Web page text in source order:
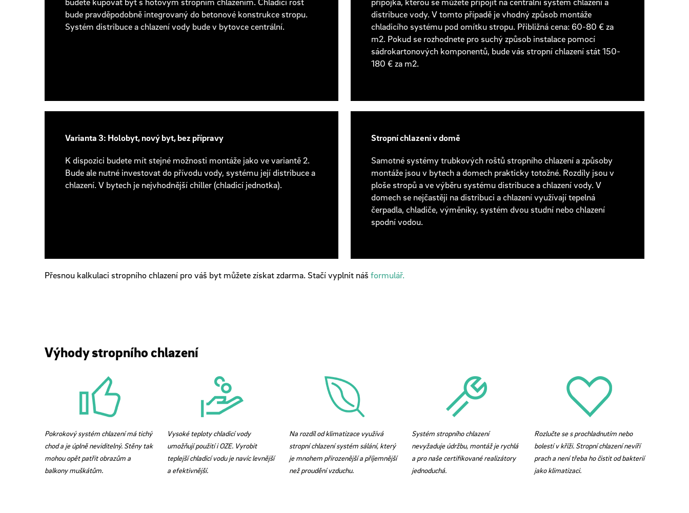
bude pravděpodobně integrovaný do betonové konstrukce stropu.
Systém distribuce a chlazení vody bude v bytovce centrální.
distribuce vody. V tomto případě je vhodný způsob montáže
chladicího systému pod omítku stropu. Přibližná cena: 60-80 € za
m2. Pokud se rozhodnete pro suchý způsob instalace pomocí
sádrokartonových komponentů, bude vás stropní chlazení stát 150-
180 € za m2.
Varianta 3: Holobyt, nový byt, bez přípravy
K dispozici budete mít stejné možnosti montáže jako ve variantě 2.
Bude ale nutné investovat do přívodu vody, systému její distribuce a
chlazení. V bytech je nejvhodnější chiller (chladicí jednotka).
Stropní chlazení v domě
Samotné systémy trubkových roštů stropního chlazení a způsoby
montáže jsou v bytech a domech prakticky totožné. Rozdíly jsou v
ploše stropů a ve výběru systému distribuce a chlazení vody. V
domech se nejčastěji na distribuci a chlazení využívají tepelná
čerpadla, chladiče, výměníky, systém dvou studní nebo chlazení
spodní vodou.
Přesnou kalkulaci stropního chlazení pro váš byt můžete získat zdarma. Stačí vyplnit náš formulář.
Výhody stropního chlazení
Pokrokový systém chlazení má tichý
chod a je úplně neviditelný. Stěny tak
mohou opět patřit obrazům a
balkony muškátům.
Vysoké teploty chladicí vody
umožňují použití i OZE. Vyrobit
teplejší chladicí vodu je navíc levnější
a efektivnější.
Na rozdíl od klimatizace využívá
stropní chlazení systém sálání, který
je mnohem přirozenější a příjemnější
než proudění vzduchu.
Systém stropního chlazení
nevyžaduje údržbu, montáž je rychlá
a pro naše certifikované realizátory
jednoduchá.
Rozlučte se s prochladnutím nebo
bolestí v kříži. Stropní chlazení nevíří
prach a není třeba ho čistit od bakterií
jako klimatizaci.